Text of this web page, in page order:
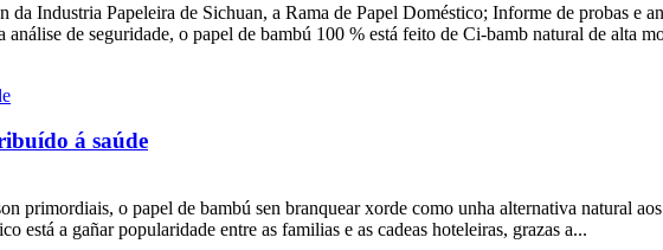
Industria Papeleira de Sichuan, a Rama de Papel Doméstico; Informe de probas e
de seguridade, o papel de bambú 100 % está feito de Ci-bamb natural de alta
á saúde
primordiais, o papel de bambú sen branquear xorde como unha alternativa natural
está a gañar popularidade entre as familias e as cadeas hoteleiras, grazas a...